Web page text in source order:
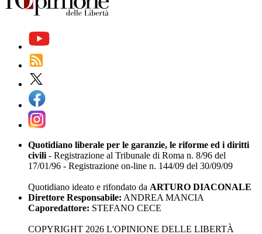
Quotidiano liberale per le garanzie, le riforme ed i diritti
civili - Registrazione al Tribunale di Roma n. 8/96 del
17/01/96 - Registrazione on-line n. 144/09 del 30/09/09
Quotidiano ideato e rifondato da ARTURO DIACONALE
Direttore Responsabile: ANDREA MANCIA
Caporedattore: STEFANO CECE
COPYRIGHT 2026 L'OPINIONE DELLE LIBERTÀ